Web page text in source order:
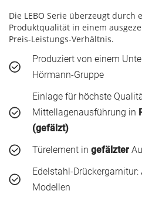
Die LEBO Serie überzeugt durch
Produktqualität in einem
Preis-Leistungs-Verhältnis.
Produziert von einem
Hörmann-Gruppe
Einlage für höchste
Mittellagenausführung in
(gefälzt)
Türelement in gefälzter
Edelstahl-
Modellen